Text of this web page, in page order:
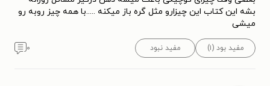
بشه این کتاب این چیزارو مثل گره باز میکنه .....با همه چیز روبه رو
میشی
مفید بود (۱) مفید نبود ۰